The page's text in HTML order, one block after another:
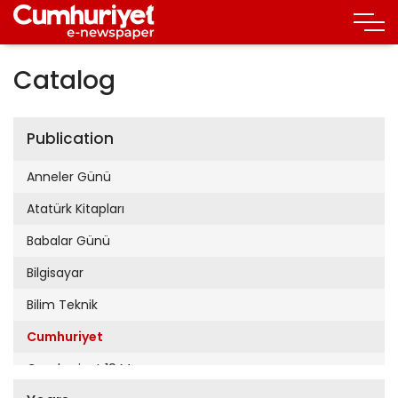
Catalog
Publication
Anneler Günü
Atatürk Kitapları
Babalar Günü
Bilgisayar
Bilim Teknik
Cumhuriyet
Cumhuriyet 19 Mayıs